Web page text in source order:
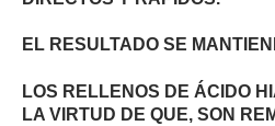
EL RESULTADO SE
LOS RELLENOS DE ÁCIDO
LA VIRTUD DE QUE, SON